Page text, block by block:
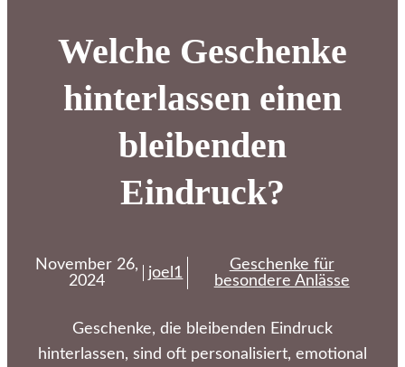
Welche Geschenke
hinterlassen einen
bleibenden
Eindruck?
November 26,
2024
joel1
Geschenke für
besondere Anlässe
Geschenke, die bleibenden Eindruck
hinterlassen, sind oft personalisiert, emotional